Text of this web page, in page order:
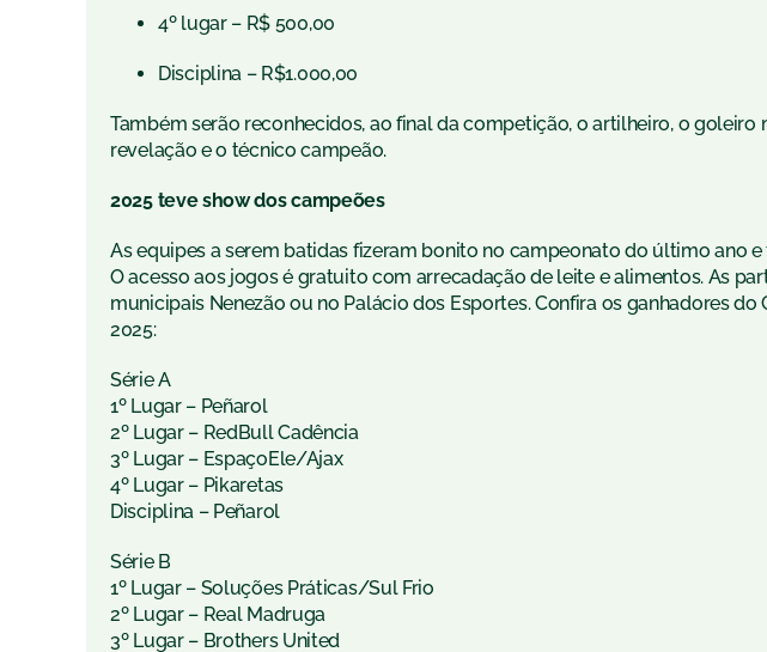
4º lugar – R$ 500,00
Disciplina – R$1.000,00
Também serão reconhecidos, ao final da competição, o artilheiro, o goleiro
revelação e o técnico campeão.
2025 teve show dos campeões
As equipes a serem batidas fizeram bonito no campeonato do último ano
O acesso aos jogos é gratuito com arrecadação de leite e alimentos. As
municipais Nenezão ou no Palácio dos Esportes. Confira os ganhadores
2025:
Série A
1º Lugar – Peñarol
2º Lugar – RedBull Cadência
3º Lugar – EspaçoEle/Ajax
4º Lugar – Pikaretas
Disciplina – Peñarol
Série B
1º Lugar – Soluções Práticas/Sul Frio
2º Lugar – Real Madruga
3º Lugar – Brothers United